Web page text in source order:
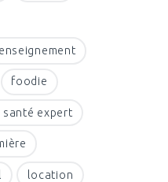
enseignement
foodie
santé expert
location